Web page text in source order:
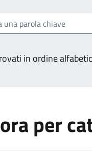
chiave
in ordine
per